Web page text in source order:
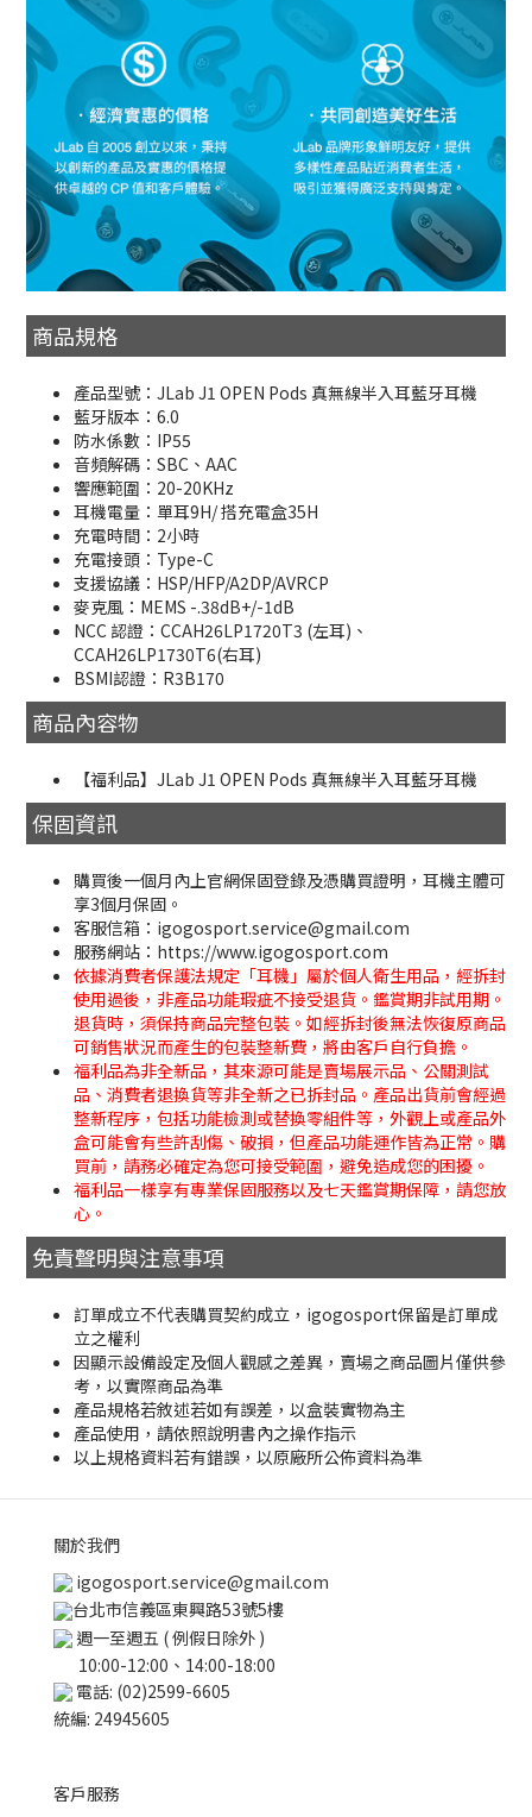
商品規格
產品型號：JLab J1 OPEN Pods 真無線半入耳藍牙耳機
藍牙版本：6.0
防水係數：IP55
音頻解碼：SBC、AAC
響應範圍：20-20KHz
耳機電量：單耳9H/ 搭充電盒35H
充電時間：2小時
充電接頭：Type-C
支援協議：HSP/HFP/A2DP/AVRCP
麥克風：MEMS -.38dB+/-1dB
NCC 認證：CCAH26LP1720T3 (左耳)、
CCAH26LP1730T6(右耳)
BSMI認證：R3B170
商品內容物
【福利品】JLab J1 OPEN Pods 真無線半入耳藍牙耳機
保固資訊
購買後一個月內上官網保固登錄及憑購買證明，耳機主體可
享3個月保固。
客服信箱：igogosport.service@gmail.com
服務網站：https://www.igogosport.com
依據消費者保護法規定「耳機」屬於個人衛生用品，經拆封
使用過後，非產品功能瑕疵不接受退貨。鑑賞期非試用期。
退貨時，須保持商品完整包裝。如經拆封後無法恢復原商品
可銷售狀況而產生的包裝整新費，將由客戶自行負擔。
福利品為非全新品，其來源可能是賣場展示品、公關測試
品、消費者退換貨等非全新之已拆封品。產品出貨前會經過
整新程序，包括功能檢測或替換零組件等，外觀上或產品外
盒可能會有些許刮傷、破損，但產品功能運作皆為正常。購
買前，請務必確定為您可接受範圍，避免造成您的困擾。
福利品一樣享有專業保固服務以及七天鑑賞期保障，請您放
心。
免責聲明與注意事項
訂單成立不代表購買契約成立，igogosport保留是訂單成
立之權利
因顯示設備設定及個人觀感之差異，賣場之商品圖片僅供參
考，以實際商品為準
產品規格若敘述若如有誤差，以盒裝實物為主
產品使用，請依照說明書內之操作指示
以上規格資料若有錯誤，以原廠所公佈資料為準
關於我們
igogosport.service@gmail.com
台北市信義區東興路53號5樓
週一至週五 ( 例假日除外 )
10:00-12:00、14:00-18:00
電話: (02)2599-6605
統編: 24945605
客戶服務